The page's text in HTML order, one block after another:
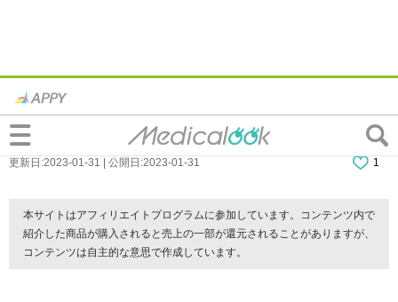
【連載】『入社1ヶ月でうつ病になった話』
第12話
更新日:2023-01-31 | 公開日:2023-01-31 1
本サイトはアフィリエイトプログラムに参加しています。コンテンツ内で
紹介した商品が購入されると売上の一部が還元されることがありますが、
コンテンツは自主的な意思で作成しています。